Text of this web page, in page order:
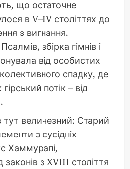
що остаточне
в V–IV століттях до
з вигнання.
збірка гімнів і
від особистих
спадку, де
потік – від
тут величезний: Старий
з сусідніх
Хаммурапі,
законів з XVIII століття